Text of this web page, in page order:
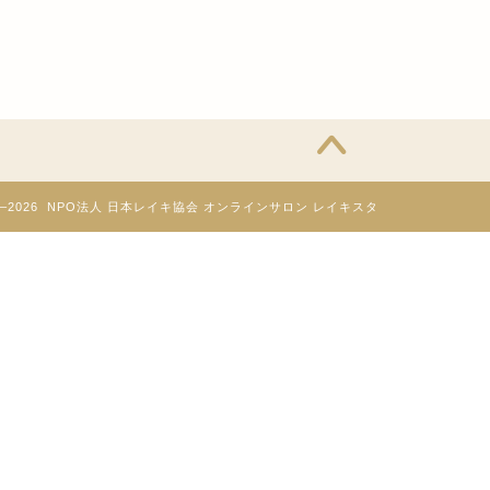
NPO法人 日本レイキ協会 オンラインサロン レイキスタ